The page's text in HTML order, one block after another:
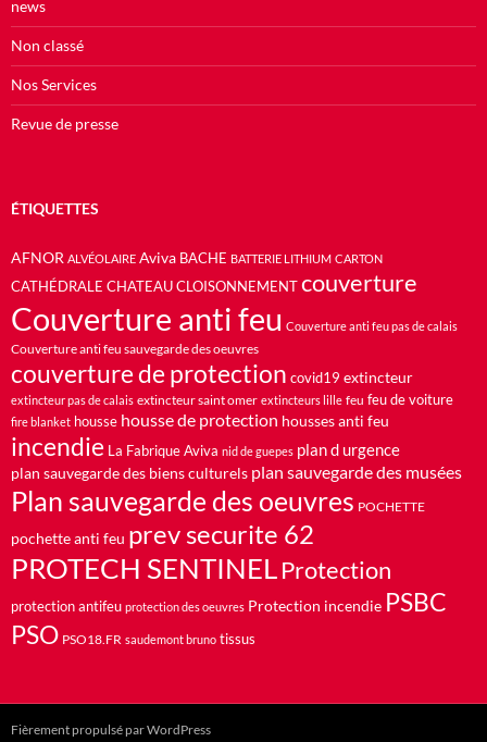
news
Non classé
Nos Services
Revue de presse
ÉTIQUETTES
AFNOR ALVÉOLAIRE Aviva BACHE BATTERIE LITHIUM CARTON
CATHÉDRALE CHATEAU CLOISONNEMENT couverture
Couverture anti feu Couverture anti feu pas de calais
Couverture anti feu sauvegarde des oeuvres
couverture de protection covid19 extincteur
extincteur pas de calais extincteur saint omer extincteurs lille feu feu de voiture
fire blanket housse housse de protection housses anti feu
incendie La Fabrique Aviva nid de guepes plan d urgence
plan sauvegarde des biens culturels plan sauvegarde des musées
Plan sauvegarde des oeuvres POCHETTE
pochette anti feu prev securite 62
PROTECH SENTINELProtection
protection antifeu protection des oeuvres Protection incendie PSBC
PSO PSO18.FR saudemont bruno tissus
Fièrement propulsé par WordPress